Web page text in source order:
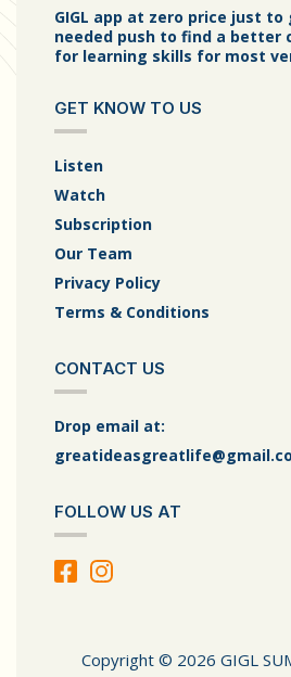
GIGL app at zero price just to
needed push to find a better
for learning skills for most
GET KNOW TO US
Listen
Watch
Subscription
Our Team
Privacy Policy
Terms & Conditions
CONTACT US
Drop email at:
FOLLOW US AT
Copyright © 2026 GIGL